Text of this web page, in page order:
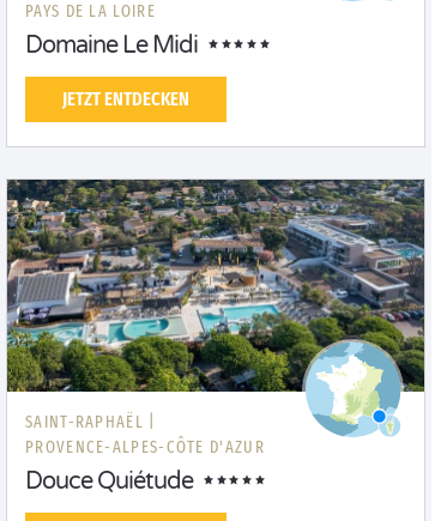
PAYS DE LA LOIRE
Domaine Le Midi
JETZT ENTDECKEN
SAINT-RAPHAËL |
PROVENCE-ALPES-CÔTE D'AZUR
Douce Quiétude